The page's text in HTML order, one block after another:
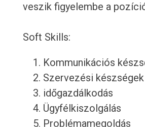
veszik figyelembe a
Soft Skills:
Kommunikációs
Szervezési készségek
időgazdálkodás
Ügyfélkiszolgálás
Problémamegoldás